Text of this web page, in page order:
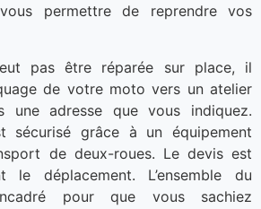
permettre de reprendre vos
pas être réparée sur place, il
de votre moto vers un atelier
une adresse que vous indiquez.
sécurisé grâce à un équipement
de deux-roues. Le devis est
le déplacement. L’ensemble du
pour que vous sachiez